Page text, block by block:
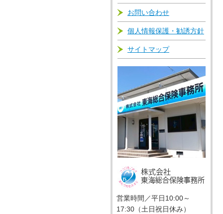
お問い合わせ
個人情報保護・勧誘方針
サイトマップ
営業時間／平日10:00～
17:30（土日祝日休み）